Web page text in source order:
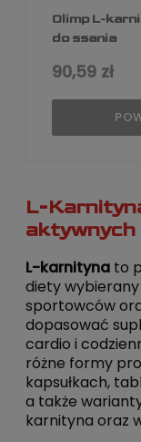
Olimp L-
do ssania
90,59 zł
L-
aktywnych
L-karnityna to
diety
sportowców
dopasować
cardio i
różne formy
kapsułkach,
a także
karnityna oraz